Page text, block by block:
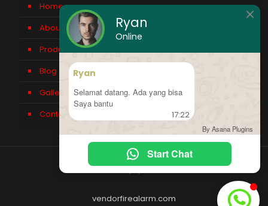
Home
About us
Product
Blog
Gallery
Contact Us
vendorfirealarm.com
Ryan
Online
Ryan
Selamat datang. Ada yang bisa
Saya bantu
17:22
By Asana Plugins
Start Chat